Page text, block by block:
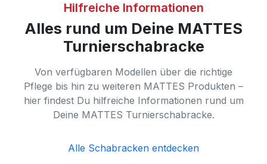
Hilfreiche Informationen
Alles rund um Deine MATTES
Turnierschabracke
Von verfügbaren Modellen über die richtige
Pflege bis hin zu weiteren MATTES Produkten –
hier findest Du hilfreiche Informationen rund um
Deine MATTES Turnierschabracke.
Alle Schabracken entdecken